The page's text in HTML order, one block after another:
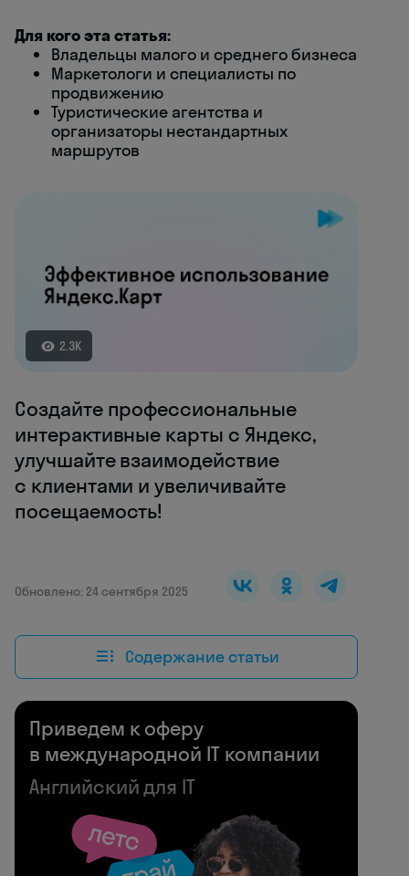
Для кого эта статья:
Владельцы малого и среднего бизнеса
Маркетологи и специалисты по
продвижению
Туристические агентства и
организаторы нестандартных
маршрутов
2.3K
Создайте профессиональные
интерактивные карты с Яндекс,
улучшайте взаимодействие
с клиентами и увеличивайте
посещаемость!
Обновлено: 24 сентября 2025
Содержание статьи
Приведем к оферу
в международной IT компании
Английский для IT